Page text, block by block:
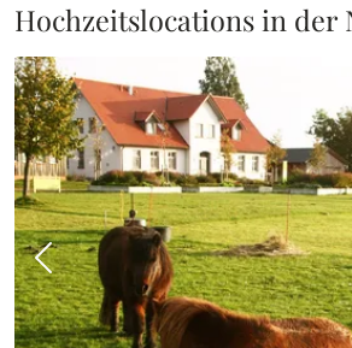
Hochzeitslocations in der
Vorheriges Bild